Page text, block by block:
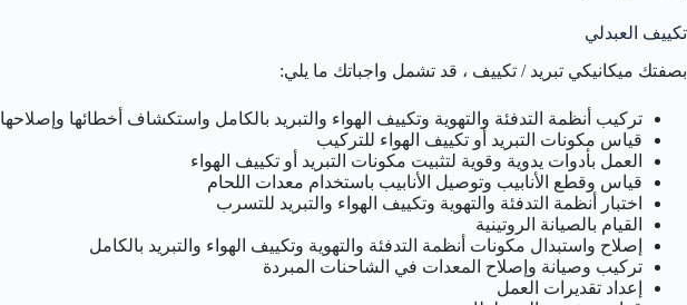
تكييف العبدلي
بصفتك ميكانيكي تبريد / تكييف ، قد تشمل واجباتك ما يلي:
تركيب أنظمة التدفئة والتهوية وتكييف الهواء والتبريد بالكامل واستكشاف أخطائها وإصلاحها
قياس مكونات التبريد أو تكييف الهواء للتركيب
العمل بأدوات يدوية وقوية لتثبيت مكونات التبريد أو تكييف الهواء
قياس وقطع الأنابيب وتوصيل الأنابيب باستخدام معدات اللحام
اختبار أنظمة التدفئة والتهوية وتكييف الهواء والتبريد للتسرب
القيام بالصيانة الروتينية
إصلاح واستبدال مكونات أنظمة التدفئة والتهوية وتكييف الهواء والتبريد بالكامل
تركيب وصيانة وإصلاح المعدات في الشاحنات المبردة
إعداد تقديرات العمل